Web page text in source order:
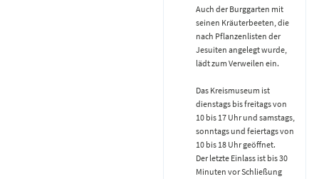
Auch der Burggarten mit
seinen Kräuterbeeten, die
nach Pflanzenlisten der
Jesuiten angelegt wurde,
lädt zum Verweilen ein.
Das Kreismuseum ist
dienstags bis freitags von
10 bis 17 Uhr und samstags,
sonntags und feiertags von
10 bis 18 Uhr geöffnet.
Der letzte Einlass ist bis 30
Minuten vor Schließung